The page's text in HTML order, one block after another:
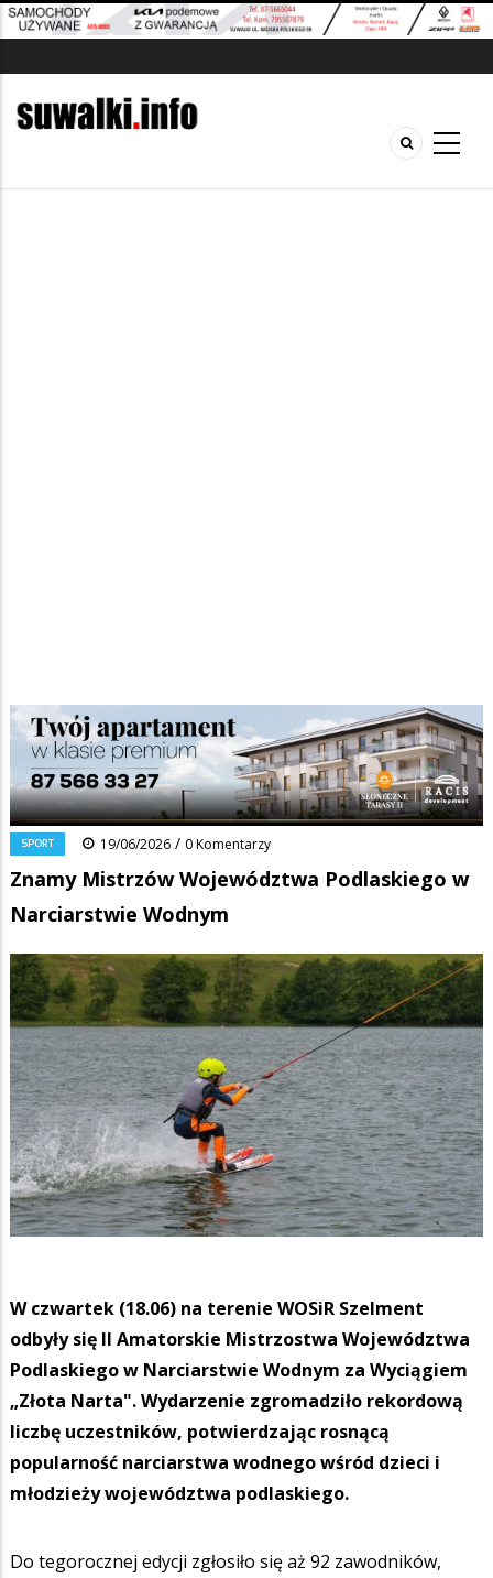
Ścieżka
nawigacyjna
Strona główna/Wiadomości/Sport
Znamy Mistrzów Województwa Podlaskiego w Narciarstwie Wodnym
FacebookPinterestTumblr
0 Reddit Share
SPORT 19/06/2026 / 0 Komentarzy
Znamy Mistrzów Województwa Podlaskiego w
Narciarstwie Wodnym
W czwartek (18.06) na terenie WOSiR Szelment
odbyły się II Amatorskie Mistrzostwa Województwa
Podlaskiego w Narciarstwie Wodnym za Wyciągiem
„Złota Narta". Wydarzenie zgromadziło rekordową
liczbę uczestników, potwierdzając rosnącą
popularność narciarstwa wodnego wśród dzieci i
młodzieży województwa podlaskiego.
Do tegorocznej edycji zgłosiło się aż 92 zawodników,